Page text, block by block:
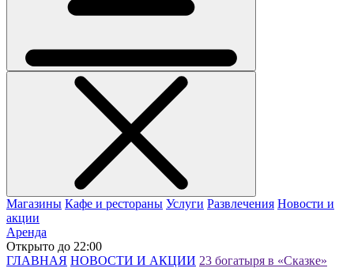
Магазины Кафе и рестораны Услуги Развлечения Новости и
акции
Аренда
Открыто до 22:00
ГЛАВНАЯ НОВОСТИ И АКЦИИ 23 богатыря в «Сказке»